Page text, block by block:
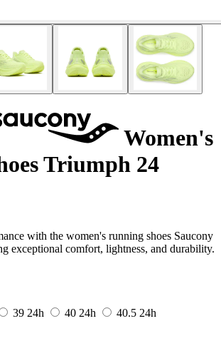
Women's
Triumph 24
with the women's running shoes Saucony
exceptional comfort, lightness, and durability.
39 24h 40 24h 40.5 24h